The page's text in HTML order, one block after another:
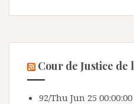
Cour de Justice de
92/Thu Jun 25